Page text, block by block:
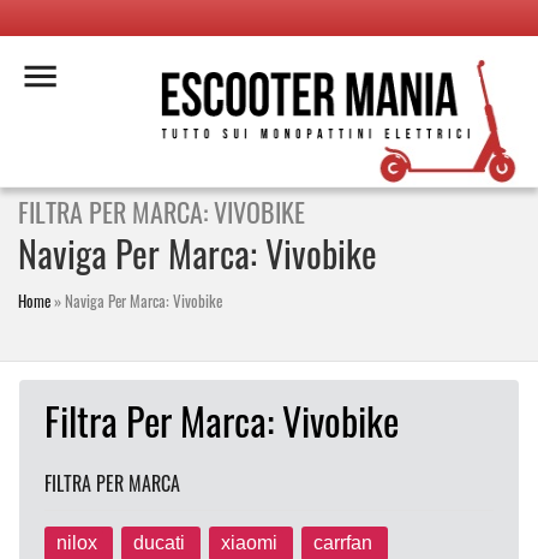
FILTRA PER MARCA: VIVOBIKE
Naviga Per Marca: Vivobike
Home» Naviga Per Marca: Vivobike
Filtra Per Marca: Vivobike
FILTRA PER MARCA
nilox ducati xiaomi
carrfan